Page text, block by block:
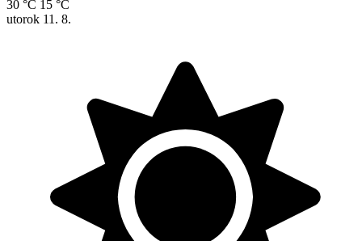
30 °C 15 °C
utorok 11. 8.